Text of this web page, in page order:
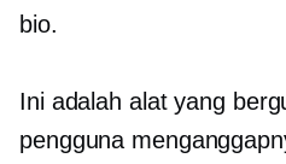
bio.
Ini adalah alat yang
pengguna